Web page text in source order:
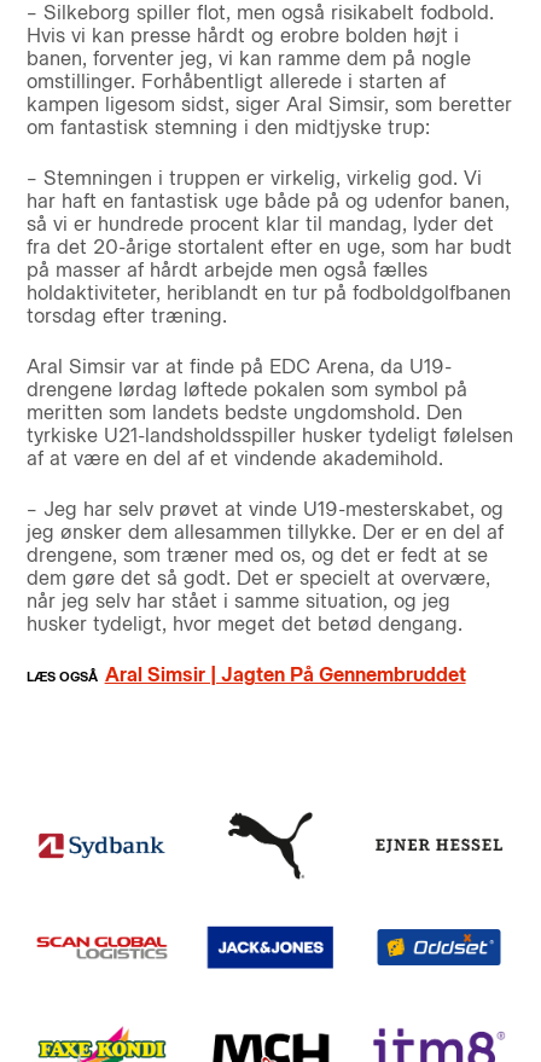
– Silkeborg spiller flot, men også risikabelt fodbold.
Hvis vi kan presse hårdt og erobre bolden højt i
banen, forventer jeg, vi kan ramme dem på nogle
omstillinger. Forhåbentligt allerede i starten af
kampen ligesom sidst, siger Aral Simsir, som beretter
om fantastisk stemning i den midtjyske trup:
– Stemningen i truppen er virkelig, virkelig god. Vi
har haft en fantastisk uge både på og udenfor banen,
så vi er hundrede procent klar til mandag, lyder det
fra det 20-årige stortalent efter en uge, som har budt
på masser af hårdt arbejde men også fælles
holdaktiviteter, heriblandt en tur på fodboldgolfbanen
torsdag efter træning.
Aral Simsir var at finde på EDC Arena, da U19-
drengene lørdag løftede pokalen som symbol på
meritten som landets bedste ungdomshold. Den
tyrkiske U21-landsholdsspiller husker tydeligt følelsen
af at være en del af et vindende akademihold.
– Jeg har selv prøvet at vinde U19-mesterskabet, og
jeg ønsker dem allesammen tillykke. Der er en del af
drengene, som træner med os, og det er fedt at se
dem gøre det så godt. Det er specielt at overvære,
når jeg selv har stået i samme situation, og jeg
husker tydeligt, hvor meget det betød dengang.
Aral Simsir | Jagten På Gennembruddet